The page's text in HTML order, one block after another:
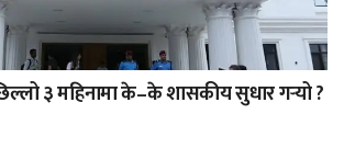
३ महिनामा के–के शासकीय सुधार गर्‍यो ?